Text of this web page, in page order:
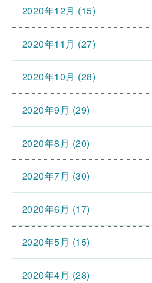
2020年12月 (15)
2020年11月 (27)
2020年10月 (28)
2020年9月 (29)
2020年8月 (20)
2020年7月 (30)
2020年6月 (17)
2020年5月 (15)
2020年4月 (28)